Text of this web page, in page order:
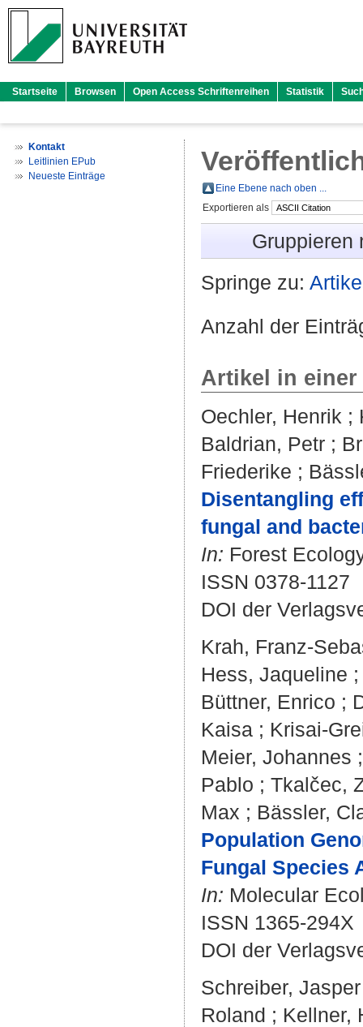
Startseite Browsen Open Access Schriftenreihen Statistik
Kontakt
Leitlinien EPub
Neueste Einträge
Eine Ebene nach oben ...
Exportieren als
Gruppieren
Springe zu:
Anzahl der
Artikel in
Oechler, Henrik ;
Baldrian, Petr ;
Friederike ;
Disentangling
fungal and
In: Forest
ISSN 0378-1127
DOI der
Krah, Franz-
Hess, Jaqueline
Büttner, Enrico ;
Kaisa ; Krisai-
Meier, Johannes
Pablo ; Tkalčec,
Max ; Bässler,
Population
Fungal Species
In: Molecular
ISSN 1365-294X
DOI der
Schreiber, Jasper
Roland ; Kellner,